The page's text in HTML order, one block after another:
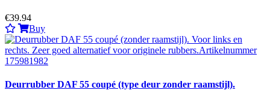
€39.94
Buy
Deurrubber DAF 55 coupé (type deur zonder raamstijl).